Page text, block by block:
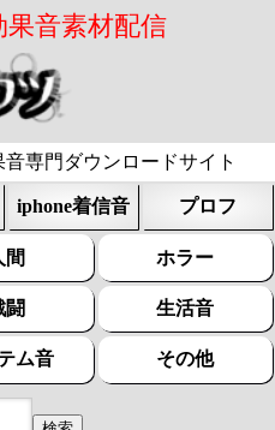
音素材配信
専門ダウンロードサイト
iphone着信音 プロフ
間 ホラー
闘 生活音
ム音 その他